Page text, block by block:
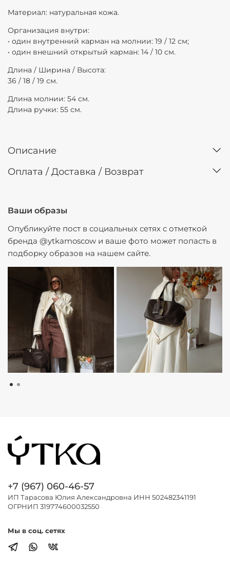
Материал: натуральная кожа.
Организация внутри:
• один внутренний карман на молнии: 19 / 12 см;
• один внешний открытый карман: 14 / 10 см.
Длина / Ширина / Высота:
36 / 18 / 19 см.
Длина молнии: 54 см.
Длина ручки: 55 см.
Описание
Оплата / Доставка / Возврат
Ваши образы
Опубликуйте пост в социальных сетях с отметкой
бренда @ytkamoscow и ваше фото может попасть в
подборку образов на нашем сайте.
+7 (967) 060-46-57
ИП Тарасова Юлия Александровна ИНН 502482341191
ОГРНИП 319774600032550
Мы в соц. сетях